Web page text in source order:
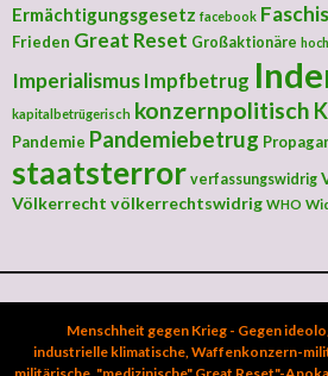
Ermächtigungsgesetz facebook
Frieden Great Reset Großaktionäre
Imperialismus Impfbetrug
kapitalbetrügerisch konzernpolitisch
Pandemie Pandemiebetrug
staatsterror verfassungswidrig
Völkerrecht völkerrechtswidrig WHO
Menschheit gegen Krieg - Gegen
industrielle klimatische, Waffenkonzern-